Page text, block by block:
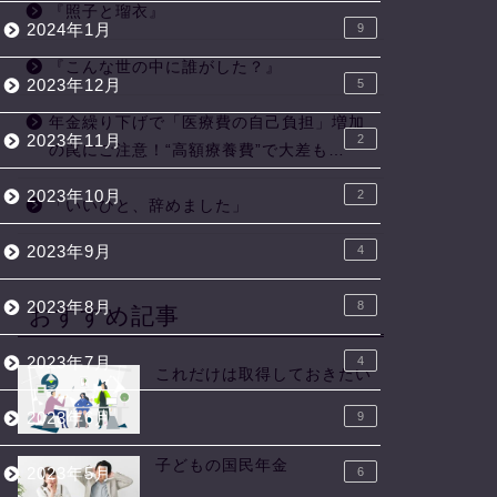
『照子と瑠衣』
『こんな世の中に誰がした？』
年金繰り下げで「医療費の自己負担」増加
の罠にご注意！“高額療養費”で大差も…
「いいひと、辞めました」
おすすめ記事
これだけは取得しておきたい
子どもの国民年金
2024年1月 9
2023年12月 5
2023年11月 2
2023年10月 2
2023年9月 4
2023年8月 8
2023年7月 4
2023年6月 9
2023年5月 6